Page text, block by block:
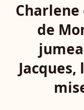
de